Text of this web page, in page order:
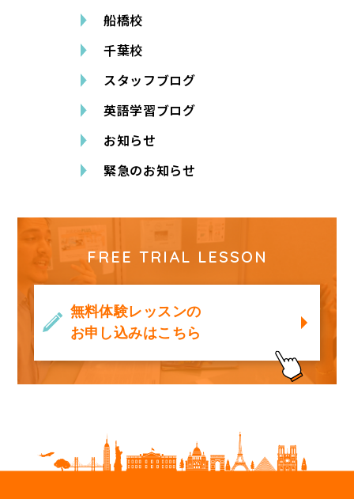
船橋校
千葉校
スタッフブログ
英語学習ブログ
お知らせ
緊急のお知らせ
FREE TRIAL LESSON
無料体験レッスンの
お申し込みはこちら